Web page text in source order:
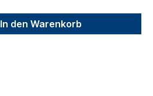
In den Warenkorb